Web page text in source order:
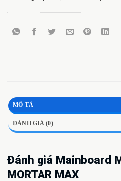
MÔ TẢ
ĐÁNH GIÁ (0)
Đánh giá Mainboard
MORTAR MAX